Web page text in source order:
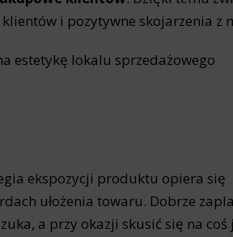
profile the user,i pozytywne skojarzenia z
estetykę lokalu sprzedażowego
ekspozycji produktu opiera się
ułożenia towaru. Dobrze
a przy okazji skusić się na coś